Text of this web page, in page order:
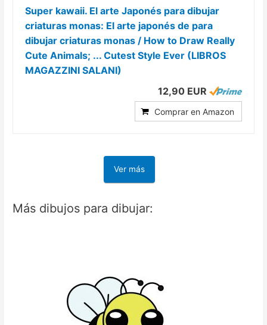
Super kawaii. El arte Japonés para dibujar
criaturas monas: El arte japonés de para
dibujar criaturas monas / How to Draw Really
Cute Animals; ... Cutest Style Ever (LIBROS
MAGAZZINI SALANI)
12,90 EUR
Comprar en Amazon
Ver más
Más dibujos para dibujar: